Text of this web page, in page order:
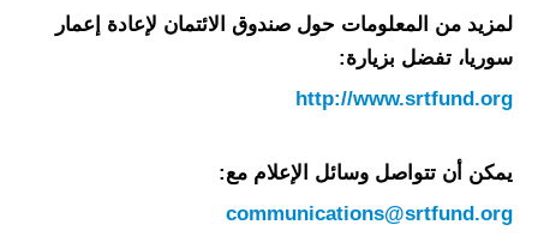
لمزيد من المعلومات حول صندوق الائتمان لإعادة إعمار
سوريا، تفضل بزيارة:
http://www.srtfund.org
يمكن أن تتواصل وسائل الإعلام مع:
communications@srtfund.org